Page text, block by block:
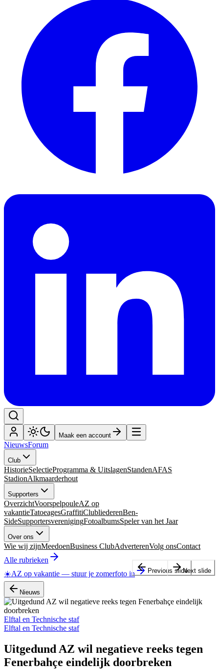
Maak een account
NieuwsForum
Club
HistorieSelectieProgramma & UitslagenStandenAFAS
StadionAlkmaarderhout
Supporters
OverzichtVoorspelpouleAZ op
vakantieTatoeagesGraffitiClubliederenBen-
SideSupportersverenigingFotoalbumsSpeler van het Jaar
Over ons
Wie wij zijnMeedoenBusiness ClubAdverterenVolg onsContact
Alle rubrieken
☀️AZ op vakantie — stuur je zomerfoto in
Nieuws
Elftal en Technische staf
Elftal en Technische staf
Uitgedund AZ wil negatieve reeks tegen
Fenerbahçe eindelijk doorbreken
Previous slideNext slide